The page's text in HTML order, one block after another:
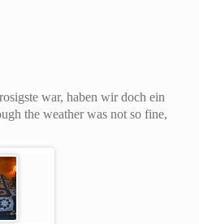
war, haben wir doch ein
the weather was not so fine,